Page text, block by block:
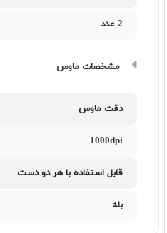
2 عدد
مشخصات ماوس
دقت ماوس
1000dpi
قابل استفاده با هر دو دست
بله